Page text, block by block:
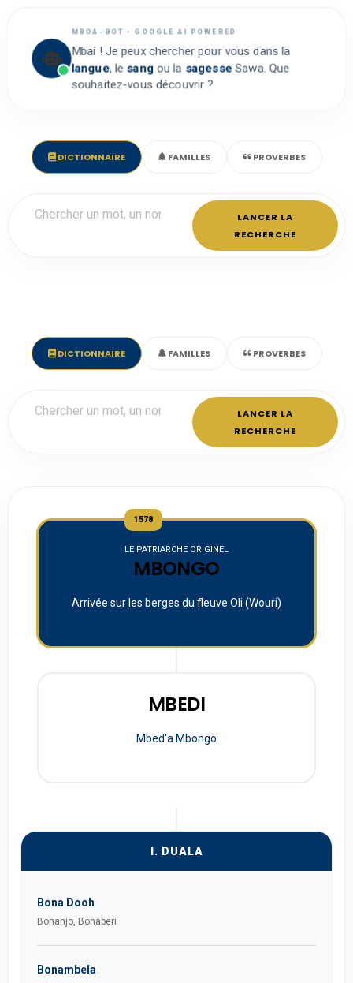
MBOA-BOT • GOOGLE AI POWERED
Mbaí ! Je peux chercher pour vous dans la
langue, le sangou la sagesseSawa. Que
souhaitez-vous découvrir ?
DICTIONNAIRE FAMILLES PROVERBES
LANCER LA
RECHERCHE
DICTIONNAIRE FAMILLES PROVERBES
LANCER LA
RECHERCHE
1578
LE PATRIARCHE ORIGINEL
MBONGO
Arrivée sur les berges du fleuve Oli (Wouri)
MBEDI
Mbed'a Mbongo
I. DUALA
Bona Dooh
Bonanjo, Bonaberi
Bonambela